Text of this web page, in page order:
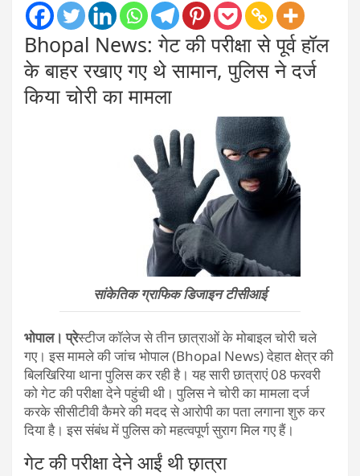
Bhopal News: गेट की परीक्षा से पूर्व हॉल
के बाहर रखाए गए थे सामान, पुलिस ने दर्ज
किया चोरी का मामला
सांकेतिक ग्राफिक डिजाइन टीसीआई
भोपाल। प्रे​​स्टीज कॉलेज से तीन छात्राओं के मोबाइल चोरी चले
गए। इस मामले की जांच भोपाल (Bhopal News) देहात क्षेत्र की
बिलखिरिया थाना पुलिस कर रही है। यह सारी छात्राएं 08 फरवरी
को गेट की परीक्षा देने पहुंची थी। पुलिस ने चोरी का मामला दर्ज
करके सीसीटीवी कैमरे की मदद से आरोपी का पता लगाना शुरु कर
दिया है। इस संबंध में पुलिस को महत्वपूर्ण सुराग मिल गए हैं।
गेट की परीक्षा देने आईं थी छ़ात्रा